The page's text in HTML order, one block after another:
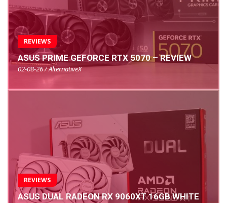
REVIEWS
ASUS PRIME GEFORCE RTX 5070 – REVIEW
02-08-26 / AlternativeX
REVIEWS